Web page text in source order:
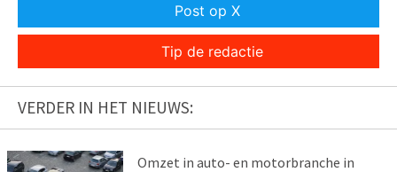
Post op X
Tip de redactie
VERDER IN HET NIEUWS:
Omzet in auto- en motorbranche in